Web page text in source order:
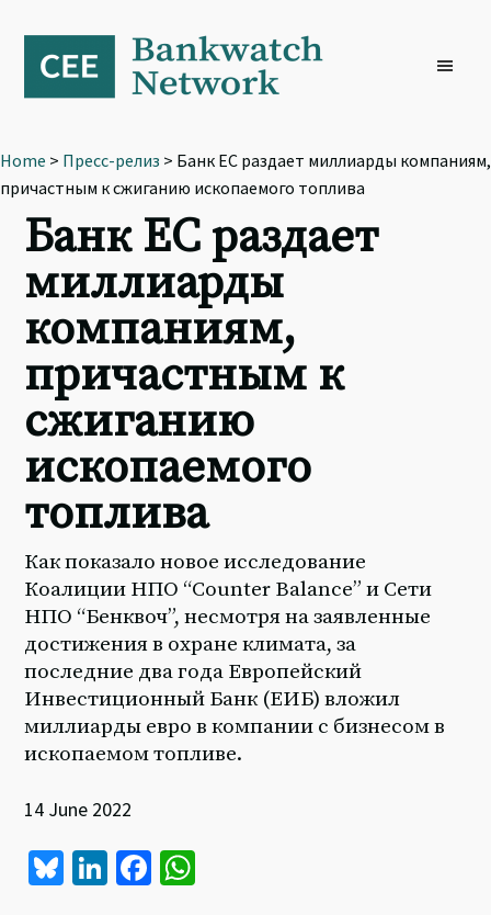
primary
navigation
content
footer
Home > Пресс-релиз > Банк ЕС раздает миллиарды компаниям,
причастным к сжиганию ископаемого топлива
Банк ЕС раздает
миллиарды
компаниям,
причастным к
сжиганию
ископаемого
топлива
Как показало новое исследование
Коалиции НПО “Counter Balance” и Сети
НПО “Бенквоч”, несмотря на заявленные
достижения в охране климата, за
последние два года Европейский
Инвестиционный Банк (ЕИБ) вложил
миллиарды евро в компании с бизнесом в
ископаемом топливе.
14 June 2022
Bl Li Fa